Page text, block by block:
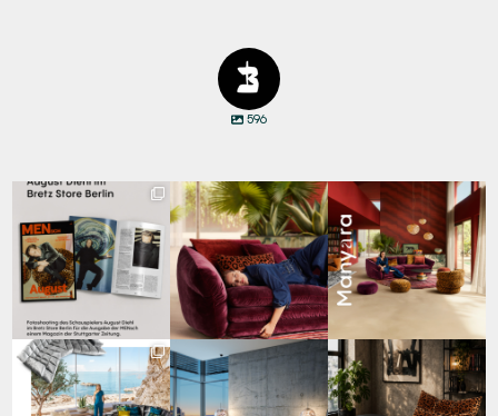
596
und Design:
Schauspieler August...
42 7
Den Kopf anlehnen. Die
Gedanken auf Reisen...
69 2
Manyara. Inspiriert von
der Weite Afrikas....
59 2
Für jeden Lieblingsplatz
die passende Cloud.
☁️...
Cloud 7 – nicht nur zum
Sitzen, sondern auch
zum...
A bold statement. A
quiet retreat.
Mit unserem...